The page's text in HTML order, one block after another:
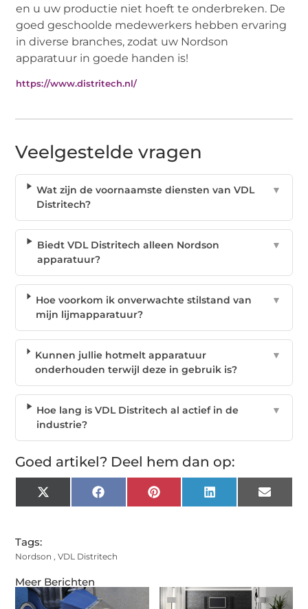
Meer Berichten
en u uw productie niet hoeft te onderbreken. De
goed geschoolde medewerkers hebben ervaring
in diverse branches, zodat uw Nordson
apparatuur in goede handen is!
https://www.distritech.nl/
Veelgestelde vragen
Wat zijn de voornaamste diensten van VDL
Distritech?
▼
Biedt VDL Distritech alleen Nordson
apparatuur?
▼
Hoe voorkom ik onverwachte stilstand van
mijn lijmapparatuur?
▼
Kunnen jullie hotmelt apparatuur
onderhouden terwijl deze in gebruik is?
▼
Hoe lang is VDL Distritech al actief in de
industrie?
▼
Goed artikel? Deel hem dan op:
X
(Twitter)
Facebook Pinterest LinkedIn Email
Tags:
Nordson ,VDL Distritech